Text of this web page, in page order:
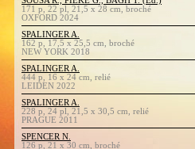
171 p, 22 pl, 21,5 x 28 cm, broché
OXFORD 2024
SPALINGER A.
162 p, 17,5 x 25,5 cm, broché
NEW YORK 2018
SPALINGER A.
444 p, 16 x 24 cm, relié
LEIDEN 2022
SPALINGER A.
228 p, 24 pl, 21,5 x 30,5 cm, relié
PRAGUE 2011
SPENCER N.
126 p, 21 x 30 cm, broché